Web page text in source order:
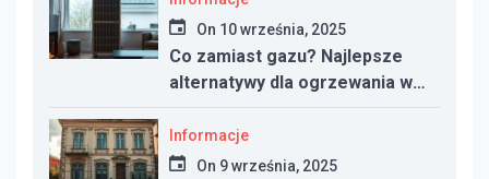
On 10 września, 2025
Co zamiast gazu? Najlepsze
alternatywy dla ogrzewania w
nowym domu
Informacje
On 9 września, 2025